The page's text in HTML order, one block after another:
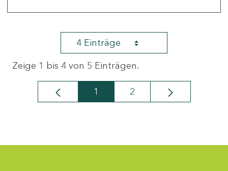
4 Einträge
Zeige 1 bis 4 von 5 Einträgen.
Seite
1 Seite
2